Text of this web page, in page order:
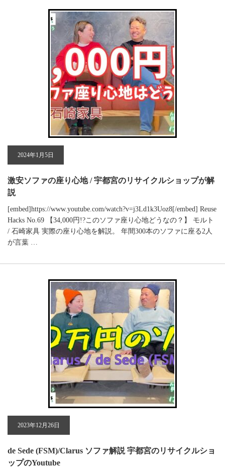
2024年1月5日
激安ソファの座り心地 / 宇都宮のリサイクルショップが解
説
[embed]https://www.youtube.com/watch?v=j3Ld1k3Uoz8[/embed] Reuse
Hacks No.69 【34,000円!?このソファ座り心地どうなの？】 モルト
/ 石崎家具 実際の座り心地を解説。 年間300本のソファに座る2人
が言葉 …
2023年12月26日
de Sede (FSM)/Clarus ソファ解説 宇都宮のリサイクルショ
ップのYoutube